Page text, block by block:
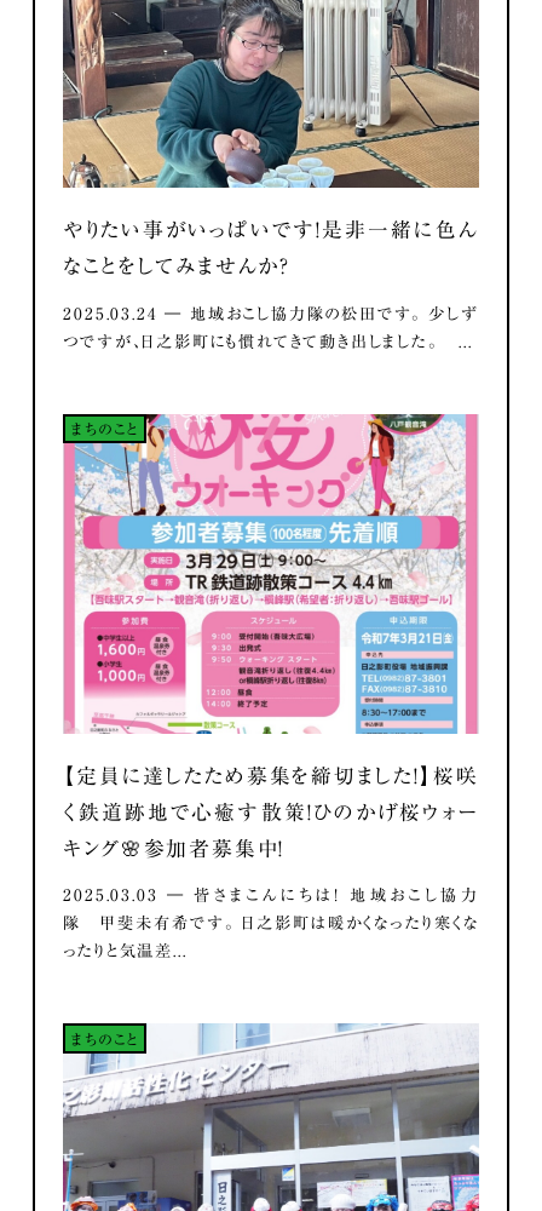
やりたい事がいっぱいです！是非一緒に色ん
なことをしてみませんか？
2025.03.24 ― 地域おこし協力隊の松田です。 少しず
つですが、日之影町にも慣れてきて動き出しました。 ...
まちのこと
【定員に達したため募集を締切ました！】桜咲
く鉄道跡地で心癒す散策！ひのかげ桜ウォー
キング🌸参加者募集中！
2025.03.03 ― 皆さまこんにちは！ 地域おこし協力
隊 甲斐未有希です。 日之影町は暖かくなったり寒くな
ったりと気温差...
まちのこと